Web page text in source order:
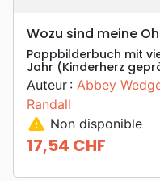
Wozu sind meine
Pappbilderbuch mit
Jahr (Kinderherz
Auteur : Abbey
Randall
warning Non disponible
Prix
17,54 CHF